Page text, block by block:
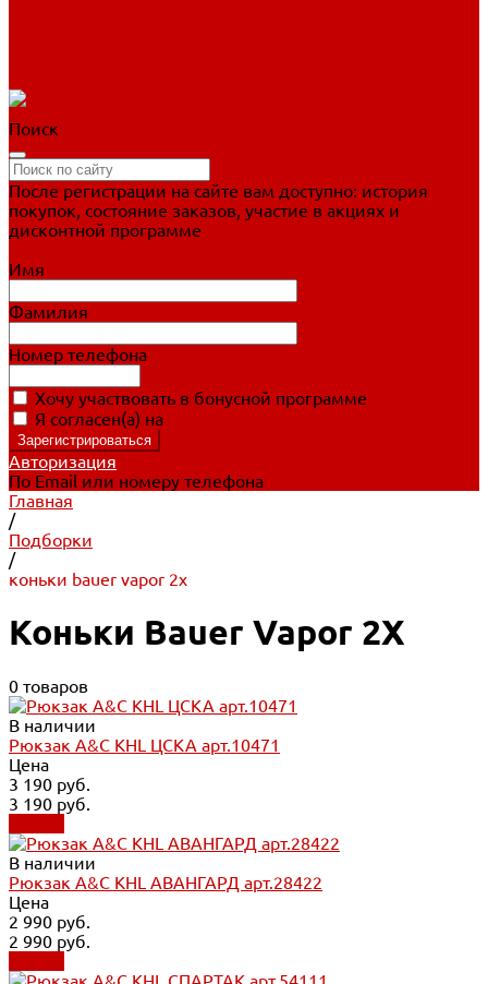
Поиск
После регистрации на сайте вам доступно: история
покупок, состояние заказов, участие в акциях и
дисконтной программе
Имя
Фамилия
Номер телефона
Хочу участвовать в бонусной программе
Я согласен(а) на
Авторизация
По Email или номеру телефона
Главная
/
Подборки
/
коньки bauer vapor 2x
Коньки Bauer Vapor 2X
0 товаров
В наличии
Рюкзак A&C KHL ЦСКА арт.10471
Цена
3 190 руб.
3 190 руб.
В наличии
Рюкзак A&C KHL АВАНГАРД арт.28422
Цена
2 990 руб.
2 990 руб.